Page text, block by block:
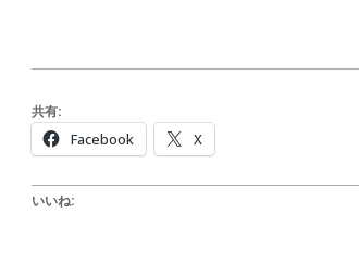
共有:
Facebook X
いいね: